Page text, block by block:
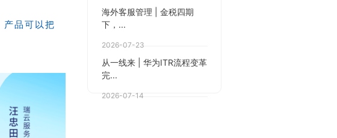
产品可以把
海外客服管理 | 金税四期
下，...
2026-07-23
从一线来 | 华为ITR流程变革
完...
2026-07-14